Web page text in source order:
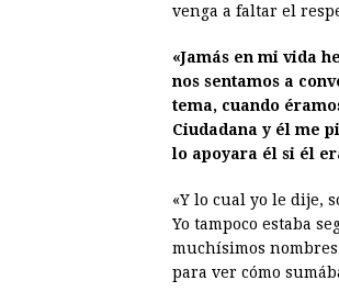
venga a faltar el
«Jamás en mi vida
nos sentamos a
tema, cuando
Ciudadana y él me
lo apoyara él si él
«Y lo cual yo le dije,
Yo tampoco estaba
muchísimos
para ver cómo